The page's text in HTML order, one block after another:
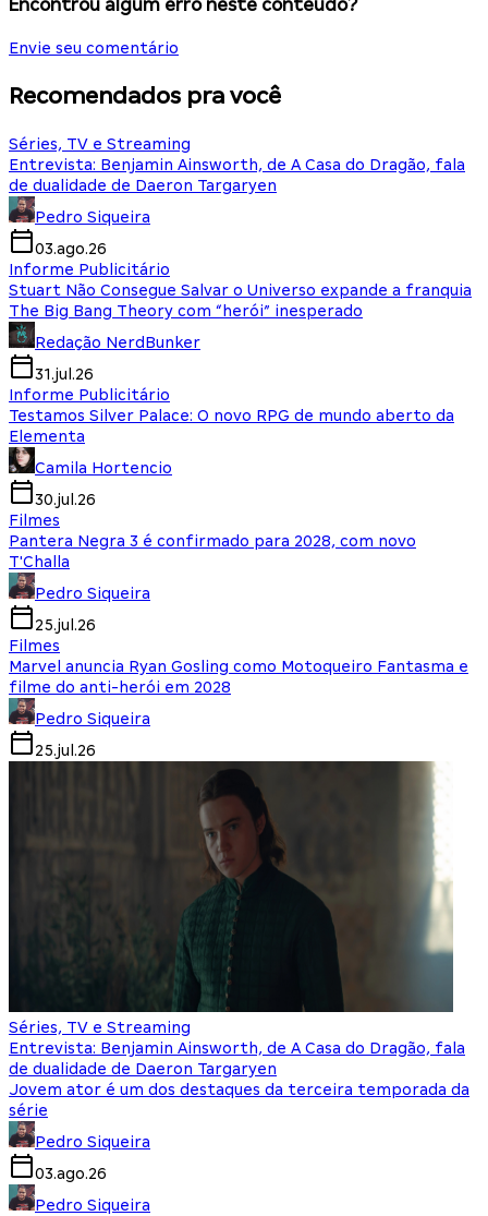
Encontrou algum erro neste conteúdo?
Envie seu comentário
Recomendados pra você
Séries, TV e Streaming
Entrevista: Benjamin Ainsworth, de A Casa do Dragão, fala
de dualidade de Daeron Targaryen
Pedro Siqueira
03.ago.26
Informe Publicitário
Stuart Não Consegue Salvar o Universo expande a franquia
The Big Bang Theory com “herói” inesperado
Redação NerdBunker
31.jul.26
Informe Publicitário
Testamos Silver Palace: O novo RPG de mundo aberto da
Elementa
Camila Hortencio
30.jul.26
Filmes
Pantera Negra 3 é confirmado para 2028, com novo
T'Challa
Pedro Siqueira
25.jul.26
Filmes
Marvel anuncia Ryan Gosling como Motoqueiro Fantasma e
filme do anti-herói em 2028
Pedro Siqueira
25.jul.26
Séries, TV e Streaming
Entrevista: Benjamin Ainsworth, de A Casa do Dragão, fala
de dualidade de Daeron Targaryen
Jovem ator é um dos destaques da terceira temporada da
série
Pedro Siqueira
03.ago.26
Pedro Siqueira